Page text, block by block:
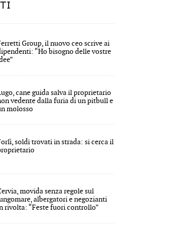
Group, il nuovo ceo scrive ai
“Ho bisogno delle vostre
cane guida salva il proprietario
vedente dalla furia di un pitbull e
molosso
soldi trovati in strada: si cerca il
movida senza regole sul
albergatori e negozianti
rivolta: “Feste fuori controllo”